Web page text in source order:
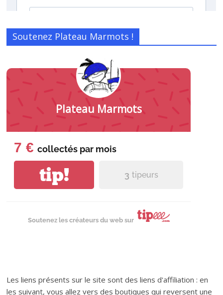
Soutenez Plateau Marmots !
Plateau Marmots
7 € collectés par mois
tip! 3 tipeurs
Soutenez les créateurs du web sur
Les liens présents sur le site sont des liens d'affiliation : en
les suivant, vous allez vers des boutiques qui reversent une